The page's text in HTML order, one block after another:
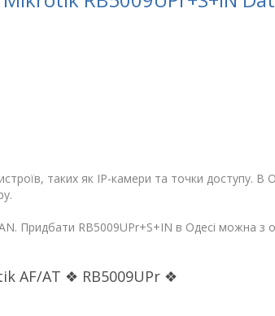
таких як IP-камери та точки доступу. В
Придбати RB5009UPr+S+IN в Одесі можна з
AF/AT ❖ RB5009UPr ❖